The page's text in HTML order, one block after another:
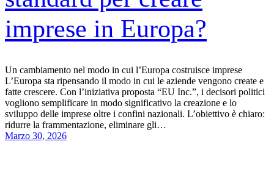
imprese in Europa?
Un cambiamento nel modo in cui l’Europa costruisce imprese
L’Europa sta ripensando il modo in cui le aziende vengono create e
fatte crescere. Con l’iniziativa proposta “EU Inc.”, i decisori politici
vogliono semplificare in modo significativo la creazione e lo
sviluppo delle imprese oltre i confini nazionali. L’obiettivo è chiaro:
ridurre la frammentazione, eliminare gli…
Marzo 30, 2026